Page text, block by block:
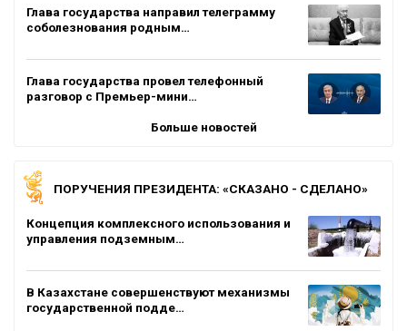
Глава государства направил телеграмму
соболезнования родным…
Глава государства провел телефонный
разговор с Премьер-мини…
Больше новостей
ПОРУЧЕНИЯ ПРЕЗИДЕНТА: «СКАЗАНО - СДЕЛАНО»
Концепция комплексного использования и
управления подземным…
В Казахстане совершенствуют механизмы
государственной подде…